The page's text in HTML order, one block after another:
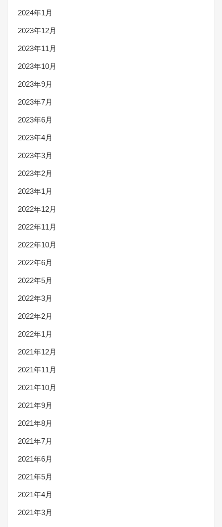
2024年1月
2023年12月
2023年11月
2023年10月
2023年9月
2023年7月
2023年6月
2023年4月
2023年3月
2023年2月
2023年1月
2022年12月
2022年11月
2022年10月
2022年6月
2022年5月
2022年3月
2022年2月
2022年1月
2021年12月
2021年11月
2021年10月
2021年9月
2021年8月
2021年7月
2021年6月
2021年5月
2021年4月
2021年3月